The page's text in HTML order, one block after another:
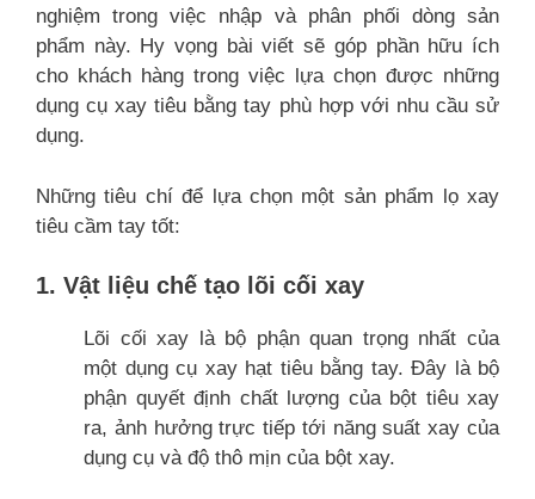
nghiệm trong việc nhập và phân phối dòng sản
phẩm này. Hy vọng bài viết sẽ góp phần hữu ích
cho khách hàng trong việc lựa chọn được những
dụng cụ xay tiêu bằng tay phù hợp với nhu cầu sử
dụng.
Những tiêu chí để lựa chọn một sản phẩm lọ xay
tiêu cầm tay tốt:
1. Vật liệu chế tạo lõi cối xay
Lõi cối xay là bộ phận quan trọng nhất của
một dụng cụ xay hạt tiêu bằng tay. Đây là bộ
phận quyết định chất lượng của bột tiêu xay
ra, ảnh hưởng trực tiếp tới năng suất xay của
dụng cụ và độ thô mịn của bột xay.